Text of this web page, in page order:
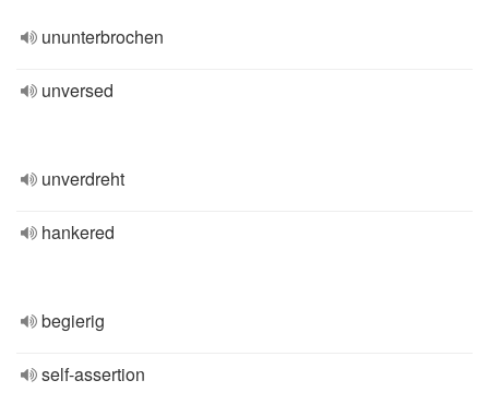
ununterbrochen
unversed
unverdreht
hankered
begierig
self-assertion